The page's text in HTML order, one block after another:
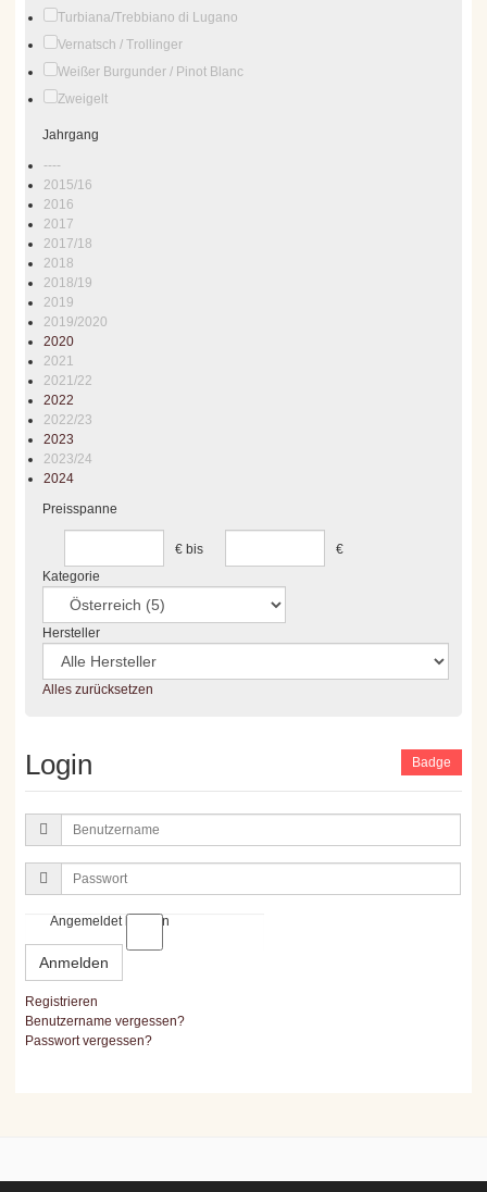
Turbiana/Trebbiano di Lugano
Vernatsch / Trollinger
Weißer Burgunder / Pinot Blanc
Zweigelt
Jahrgang
----
2015/16
2016
2017
2017/18
2018
2018/19
2019
2019/2020
2020
2021
2021/22
2022
2022/23
2023
2023/24
2024
Preisspanne
€ bis
€
Kategorie
Hersteller
Alles zurücksetzen
Login
Benutzername
Passwort
Angemeldet bleiben
Anmelden
Registrieren
Benutzername vergessen?
Passwort vergessen?
Badge